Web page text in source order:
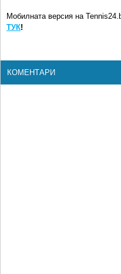
Мобилната версия на
ТУК!
КОМЕНТАРИ